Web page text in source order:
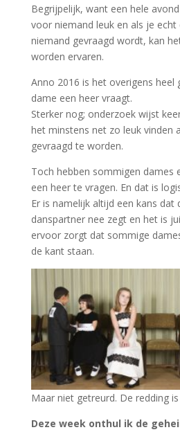
Begrijpelijk, want een hele
voor niemand leuk en als je
niemand gevraagd wordt, kan
worden ervaren.
Anno 2016 is het overigens heel
dame een heer vraagt.
Sterker nog; onderzoek wijst
het minstens net zo leuk vinden
gevraagd te worden.
Toch hebben sommigen dames
een heer te vragen. En dat is
Er is namelijk altijd een kans dat
danspartner nee zegt en het is
ervoor zorgt dat sommige
de kant staan.
Maar niet getreurd. De redding
Deze week onthul ik de